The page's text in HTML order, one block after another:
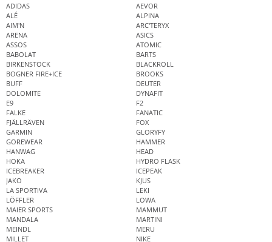
ADIDAS
AEVOR
ALÉ
ALPINA
AIM'N
ARC'TERYX
ARENA
ASICS
ASSOS
ATOMIC
BABOLAT
BARTS
BIRKENSTOCK
BLACKROLL
BOGNER FIRE+ICE
BROOKS
BUFF
DEUTER
DOLOMITE
DYNAFIT
E9
F2
FALKE
FANATIC
FJÄLLRÄVEN
FOX
GARMIN
GLORYFY
GOREWEAR
HAMMER
HANWAG
HEAD
HOKA
HYDRO FLASK
ICEBREAKER
ICEPEAK
JAKO
KJUS
LA SPORTIVA
LEKI
LÖFFLER
LOWA
MAIER SPORTS
MAMMUT
MANDALA
MARTINI
MEINDL
MERU
MILLET
NIKE